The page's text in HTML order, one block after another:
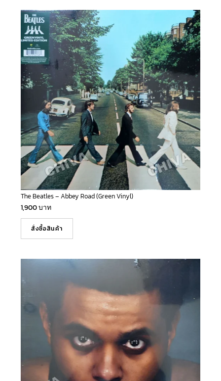
The Beatles – Abbey Road (Green Vinyl)
1,900บาท
สั่งซื้อสินค้า